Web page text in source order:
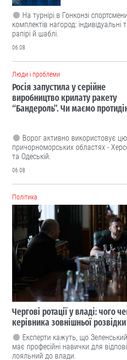
На турнірі в Гонконзі
комплектів нагород: індивідуальні
рапірі й шаблі.
06.08
Люди і проблеми
Росія запустила у серійне
виробництво крилату ракету
“Бандероль”. Чи маємо
Ворог активно використовує
причорноморських областях -
та Одеській.
06.08
Політика
Чергові ротації у владі: чого
керівника зовнішньої
Експерти кажуть, що
має професійні навички для
лояльний до влади.